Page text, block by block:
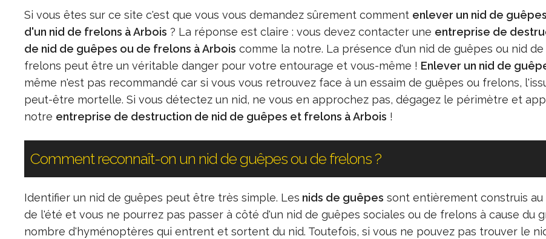
Si vous êtes sur ce site c'est que vous vous demandez sûrement comment enlever un nid de
d'un nid de frelons à Arbois ? La réponse est claire : vous devez contacter une entreprise de
de nid de guêpes ou de frelons à Arbois comme la notre. La présence d'un nid de guêpes ou nid de
frelons peut être un véritable danger pour votre entourage et vous-même ! Enlever un nid de
même n'est pas recommandé car si vous vous retrouvez face à un essaim de guêpes ou frelons,
peut-être mortelle. Si vous détectez un nid, ne vous en approchez pas, dégagez le périmètre et
notre entreprise de destruction de nid de guêpes et frelons à Arbois !
Comment reconnaît-on un nid de guêpes ou de frelons ?
Identifier un nid de guêpes peut être très simple. Les nids de guêpes sont entièrement construis au
de l'été et vous ne pourrez pas passer à côté d'un nid de guêpes sociales ou de frelons à cause du
nombre d'hyménoptères qui entrent et sortent du nid. Toutefois, si vous ne pouvez pas trouver le